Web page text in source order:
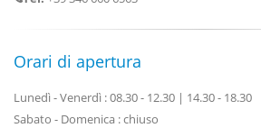
Orari di apertura
Lunedì - Venerdì : 08.30 - 12.30 | 14.30 - 18.30
Sabato - Domenica : chiuso